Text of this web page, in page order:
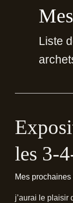
Liste
les 3-
Mes
j’aurai le plaisir